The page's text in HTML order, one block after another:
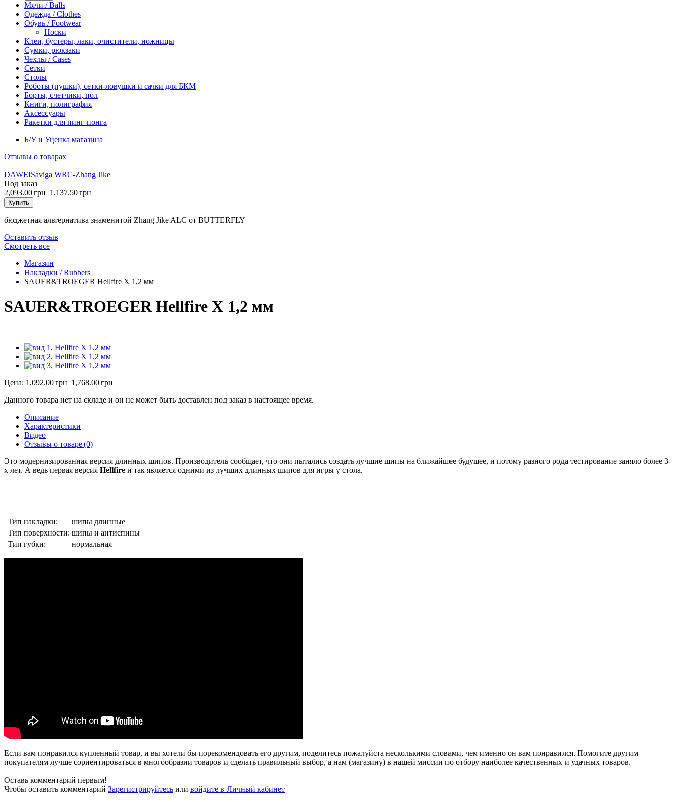
Мячи / Balls
Одежда / Clothes
Обувь / Footwear
Носки
Клеи, бустеры, лаки, очистители, ножницы
Сумки, рюкзаки
Чехлы / Cases
Сетки
Столы
Роботы (пушки), сетки-ловушки и сачки для БКМ
Борты, счетчики, пол
Книги, полиграфия
Аксессуары
Ракетки для пинг-понга
Б/У и Уценка магазина
Отзывы о товарах
DAWEISaviga WRC-Zhang Jike
Под заказ
2,093.00 грн 1,137.50 грн
Купить
бюджетная альтернатива знаменитой Zhang Jike ALC от BUTTERFLY
Оставить отзыв
Cмотреть все
Магазин
Накладки / Rubbers
SAUER&TROEGER Hellfire X 1,2 мм
SAUER&TROEGER Hellfire X 1,2 мм
Цена: 1,092.00 грн 1,768.00 грн
Данного товара нет на складе и он не может быть доставлен под заказ в настоящее время.
Описание
Характеристики
Видео
Отзывы о товаре (0)
Это модернизированная версия длинных шипов. Производитель сообщает, что они пытались создать лучшие шипы на ближайшее будущее, и потому разного рода тестирование заняло более 3-
х лет. А ведь первая версия Hellfire и так является одними из лучших длинных шипов для игры у стола.
Тип накладки:
шипы длинные
Тип поверхности: шипы и антиспины
Тип губки:
нормальная
Если вам понравился купленный товар, и вы хотели бы порекомендовать его другим, поделитесь пожалуйста несколькими словами, чем именно он вам понравился. Помогите другим
покупателям лучше сориентироваться в многообразии товаров и сделать правильный выбор, а нам (магазину) в нашей миссии по отбору наиболее качественных и удачных товаров.
Оставь комментарий первым!
Чтобы оставить комментарий Зарегистрируйтесь или войдите в Личный кабинет